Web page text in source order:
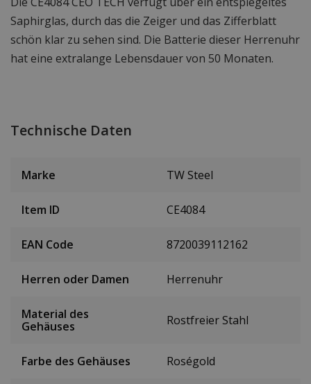
Saphirglas, durch das die Zeiger und das Zifferblatt
schön klar zu sehen sind. Die Batterie dieser Herrenuhr
hat eine extralange Lebensdauer von 50 Monaten.
Technische Daten
Marke TW Steel
Item ID CE4084
EAN Code 8720039112162
Herren oder Damen Herrenuhr
Material des
Gehäuses
Rostfreier Stahl
Farbe des Gehäuses Roségold